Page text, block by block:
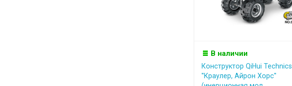
В наличии
Конструктор QiHui Technics
''Краулер, Айрон Хорс''